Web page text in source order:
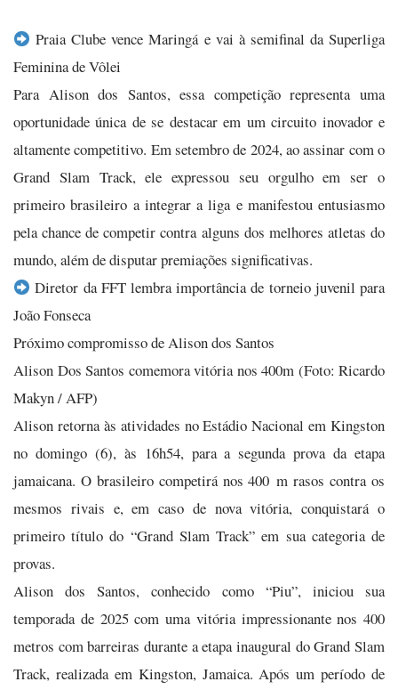
Praia Clube vence Maringá e vai à semifinal da Superliga
Feminina de Vôlei
Para Alison dos Santos, essa competição representa uma
oportunidade única de se destacar em um circuito inovador e
altamente competitivo. Em setembro de 2024, ao assinar com o
Grand Slam Track, ele expressou seu orgulho em ser o
primeiro brasileiro a integrar a liga e manifestou entusiasmo
pela chance de competir contra alguns dos melhores atletas do
mundo, além de disputar premiações significativas.
Diretor da FFT lembra importância de torneio juvenil para
João Fonseca
Próximo compromisso de Alison dos Santos
Alison Dos Santos comemora vitória nos 400m (Foto: Ricardo
Makyn / AFP)
Alison retorna às atividades no Estádio Nacional em Kingston
no domingo (6), às 16h54, para a segunda prova da etapa
jamaicana. O brasileiro competirá nos 400 m rasos contra os
mesmos rivais e, em caso de nova vitória, conquistará o
primeiro título do “Grand Slam Track” em sua categoria de
provas.
​Alison dos Santos, conhecido como “Piu”, iniciou sua
temporada de 2025 com uma vitória impressionante nos 400
metros com barreiras durante a etapa inaugural do Grand Slam
Track, realizada em Kingston, Jamaica. Após um período de